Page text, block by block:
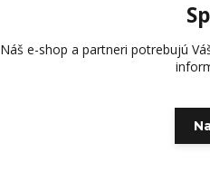
Náš e-shop a partneri potrebujú